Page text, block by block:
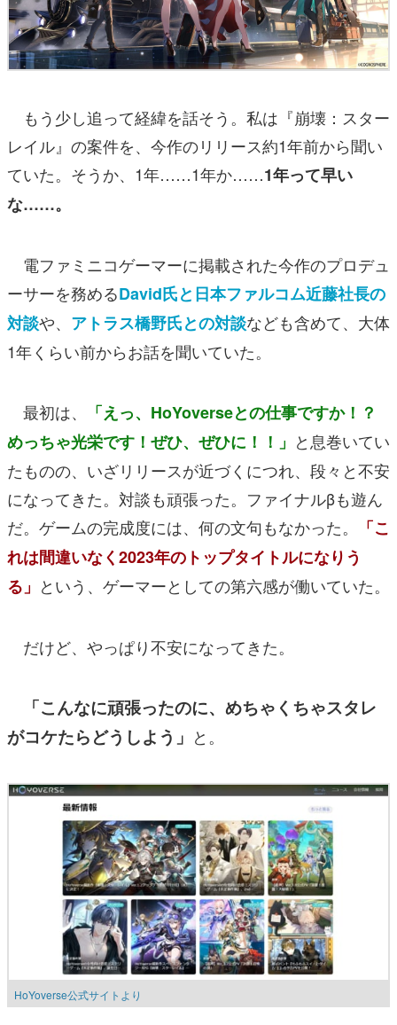
もう少し追って経緯を話そう。私は『崩壊：スター
レイル』の案件を、今作のリリース約1年前から聞い
ていた。そうか、1年……1年か……1年って早い
な……。
電ファミニコゲーマーに掲載された今作のプロデュ
ーサーを務めるDavid氏と日本ファルコム近藤社長の
対談や、 アトラス橋野氏との対談なども含めて、大体
1年くらい前からお話を聞いていた。
最初は、
「えっ、HoYoverseとの仕事ですか！？
めっちゃ光栄です！ぜひ、ぜひに！！」 と息巻いてい
たものの、いざリリースが近づくにつれ、段々と不安
になってきた。対談も頑張った。ファイナルβも遊ん
だ。ゲームの完成度には、何の文句もなかった。
「こ
れは間違いなく2023年のトップタイトルになりう
る」 という、ゲーマーとしての第六感が働いていた。
だけど、やっぱり不安になってきた。
「こんなに頑張ったのに、めちゃくちゃスタレ
がコケたらどうしよう」 と。
HoYoverse公式サイトより